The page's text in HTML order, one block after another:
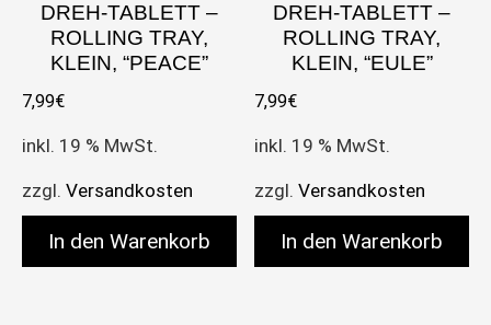
DREH-TABLETT –
ROLLING TRAY,
KLEIN, “PEACE”
7,99€
inkl. 19 % MwSt.
zzgl. Versandkosten
In den Warenkorb
DREH-TABLETT –
ROLLING TRAY,
KLEIN, “EULE”
7,99€
inkl. 19 % MwSt.
zzgl.Versandkosten
In den Warenkorb